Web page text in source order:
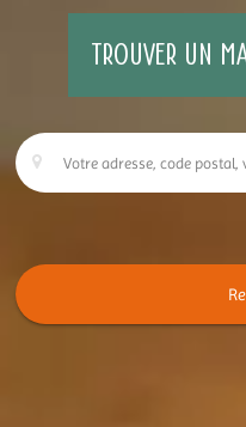
TROUVER UN